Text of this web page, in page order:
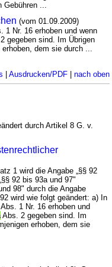
...
(vom 01.09.2009)
1 Nr. 16 erhoben und wenn
gegeben sind. Im Übrigen
dem sie durch ...
| Ausdrucken/PDF| nach oben
durch Artikel 8 G. v.
1 wird die Angabe „§§ 92
92 bis 93a und 97"
98" durch die Angabe
wird wie folgt geändert: a) In
1 Nr. 16 erhoben und
Abs. 2 gegeben sind. Im
erhoben, dem sie